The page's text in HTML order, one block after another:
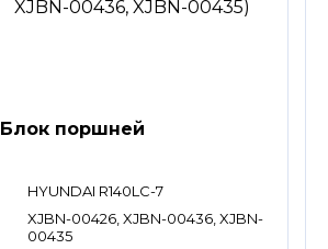
Блок поршней
HYUNDAI R140LC-7
XJBN-00426, XJBN-00436, XJBN-
00435